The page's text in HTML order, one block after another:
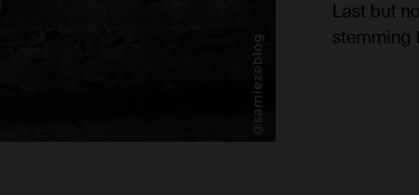
Last but
stemming